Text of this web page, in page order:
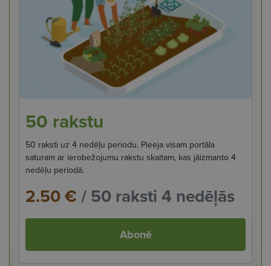
50 rakstu
50 raksti uz 4 nedēļu periodu. Pieeja visam portāla
saturam ar ierobežojumu rakstu skaitam, kas jāizmanto 4
nedēļu periodā.
2.50 €/ 50 raksti 4 nedēļās
Abonē